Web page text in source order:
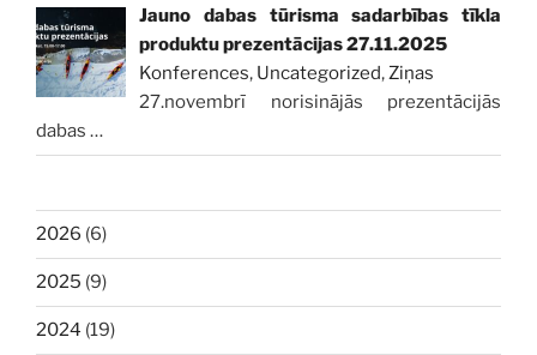
Jauno dabas tūrisma sadarbības tīkla
produktu prezentācijas 27.11.2025
Konferences, Uncategorized,Ziņas
27.novembrī norisinājās prezentācijās
dabas …
2026 (6)
2025 (9)
2024 (19)